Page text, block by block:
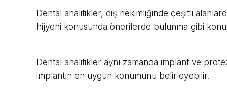
Dental analitikler, diş hekimliğinde çeşitli
hijyeni konusunda önerilerde bulunma gibi
Dental analitikler aynı zamanda implant ve
implantın en uygun konumunu belirleyebilir.